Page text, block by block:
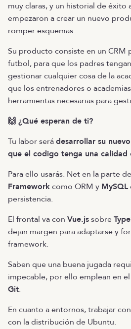
muy claras, y un historial de éxito
empezaron a crear un nuevo
romper esquemas.
Su producto consiste en un CRM
futbol, para que los padres
gestionar cualquier cosa de la
que los entrenadores o
herramientas necesarias para
🙌 ¿Qué esperan de ti?
Tu labor serádesarrollar su
que el codigo tenga una calidad
Para ello usarás. Net en la parte
Frameworkcomo ORM y MySQL
persistencia.
El frontal va con Vue.jssobre
dejan margen para adaptarse y
framework.
Saben que una buena jugada
impecable, por ello emplean en
Git.
En cuanto a entornos, trabajar con
con la distribución de Ubuntu.